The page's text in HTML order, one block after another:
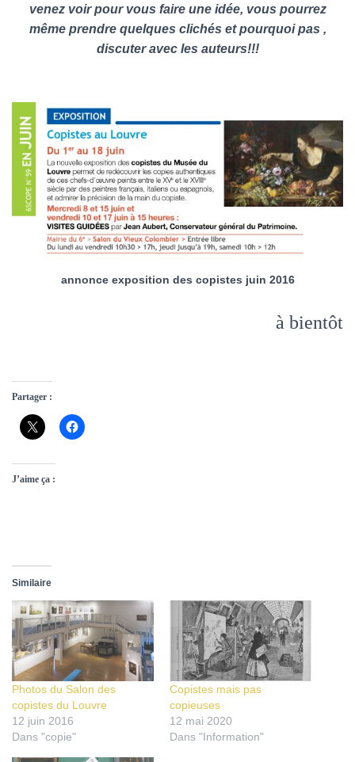
venez voir pour vous faire une idée, vous pourrez
même prendre quelques clichés et pourquoi pas ,
discuter avec les auteurs!!!
annonce exposition des copistes juin 2016
à bientôt
Partager :
J’aime ça :
Similaire
Photos du Salon des
copistes du Louvre
12 juin 2016
Dans "copie"
Copistes mais pas
copieuses
12 mai 2020
Dans "Information"